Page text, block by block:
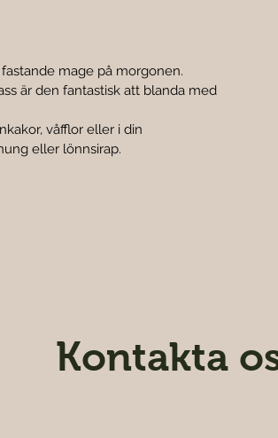
mage på morgonen.
är den fantastisk att blanda med
våfflor eller i din
eller lönnsirap.
Kontakta